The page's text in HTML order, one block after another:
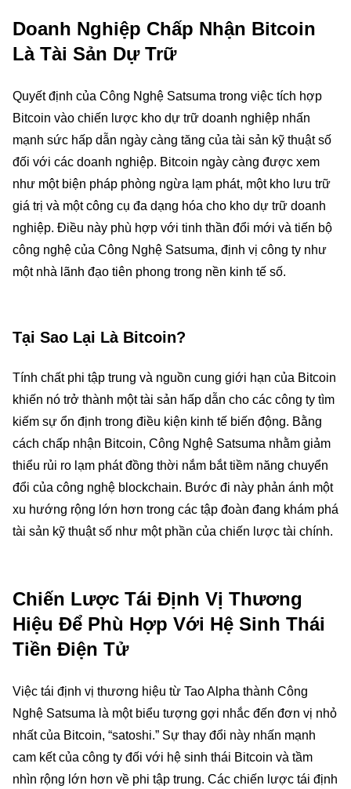
Doanh Nghiệp Chấp Nhận Bitcoin
Là Tài Sản Dự Trữ
Quyết định của Công Nghệ Satsuma trong việc tích hợp
Bitcoin vào chiến lược kho dự trữ doanh nghiệp nhấn
mạnh sức hấp dẫn ngày càng tăng của tài sản kỹ thuật số
đối với các doanh nghiệp. Bitcoin ngày càng được xem
như một biện pháp phòng ngừa lạm phát, một kho lưu trữ
giá trị và một công cụ đa dạng hóa cho kho dự trữ doanh
nghiệp. Điều này phù hợp với tinh thần đổi mới và tiến bộ
công nghệ của Công Nghệ Satsuma, định vị công ty như
một nhà lãnh đạo tiên phong trong nền kinh tế số.
Tại Sao Lại Là Bitcoin?
Tính chất phi tập trung và nguồn cung giới hạn của Bitcoin
khiến nó trở thành một tài sản hấp dẫn cho các công ty tìm
kiếm sự ổn định trong điều kiện kinh tế biến động. Bằng
cách chấp nhận Bitcoin, Công Nghệ Satsuma nhằm giảm
thiểu rủi ro lạm phát đồng thời nắm bắt tiềm năng chuyển
đổi của công nghệ blockchain. Bước đi này phản ánh một
xu hướng rộng lớn hơn trong các tập đoàn đang khám phá
tài sản kỹ thuật số như một phần của chiến lược tài chính.
Chiến Lược Tái Định Vị Thương
Hiệu Để Phù Hợp Với Hệ Sinh Thái
Tiền Điện Tử
Việc tái định vị thương hiệu từ Tao Alpha thành Công
Nghệ Satsuma là một biểu tượng gợi nhắc đến đơn vị nhỏ
nhất của Bitcoin, “satoshi.” Sự thay đổi này nhấn mạnh
cam kết của công ty đối với hệ sinh thái Bitcoin và tầm
nhìn rộng lớn hơn về phi tập trung. Các chiến lược tái định